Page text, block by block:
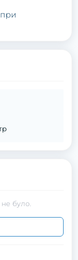
було.